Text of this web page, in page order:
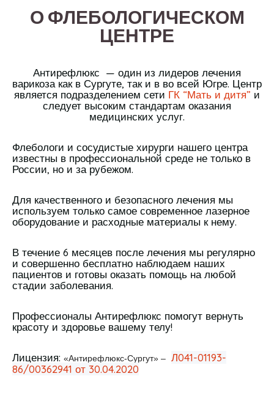
О ФЛЕБОЛОГИЧЕСКОМ
ЦЕНТРЕ
Антирефлюкс — один из лидеров лечения
варикоза как в Сургуте, так и в во всей Югре. Центр
является подразделением сети ГК “Мать и дитя” и
следует высоким стандартам оказания
медицинских услуг.
Флебологи и сосудистые хирурги нашего центра
известны в профессиональной среде не только в
России, но и за рубежом.
Для качественного и безопасного лечения мы
используем только самое современное лазерное
оборудование и расходные материалы к нему.
В течение 6 месяцев после лечения мы регулярно
и совершенно бесплатно наблюдаем наших
пациентов и готовы оказать помощь на любой
стадии заболевания.
Профессионалы Антирефлюкс помогут вернуть
красоту и здоровье вашему телу!
Лицензия: «Антирефлюкс-Сургут» – Л041-01193-
86/00362941 от 30.04.2020